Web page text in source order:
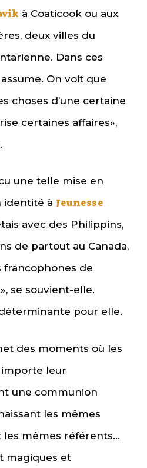
à Coaticook ou aux
deux villes du
Dans ces
On voit que
choses d’une certaine
certaines affaires»,
une telle mise en
identité à Jeunesse
avec des Philippins,
de partout au Canada,
francophones de
se souvient-elle.
pour elle.
des moments où les
leur
une communion
les mêmes
les mêmes référents…
magiques et